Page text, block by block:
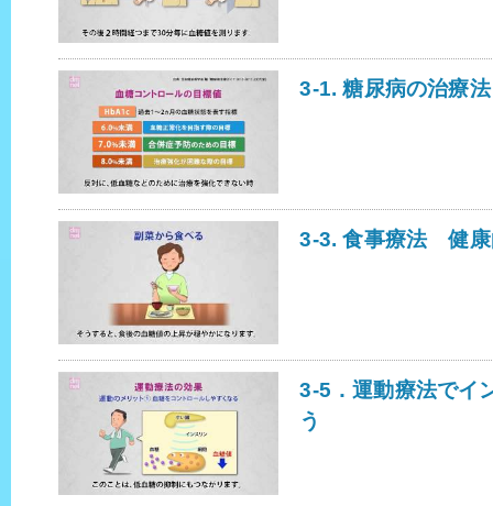
3-1. 糖尿病の治療法
3-3. 食事療法 健康
3-5．運動療法でイ
う